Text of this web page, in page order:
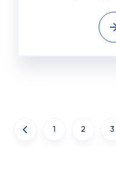
1 2 3